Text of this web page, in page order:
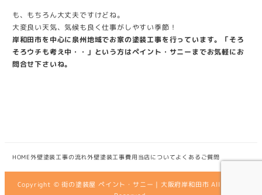
も、もちろん大丈夫ですけどね。
大変良い天気、気候も良く仕事がしやすい季節！
岸和田市を中心に泉州地域でお家の塗装工事を行っています。「そろ
そろウチも考え中・・」という方はペイント・サニーまでお気軽にお
問合せ下さいね。
HOME外壁塗装工事の流れ外壁塗装工事費用 当店についてよくあるご質問
Copyright © 街の塗装屋 ペイント・サニー | 大阪府岸和田市 All Rights